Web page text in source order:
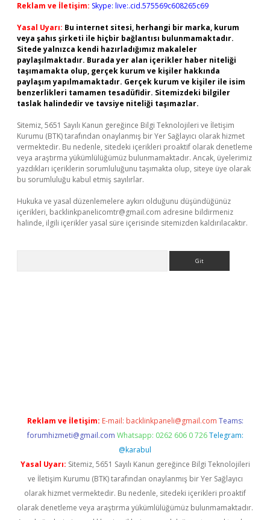
Reklam ve İletişim: Skype: live:.cid.575569c608265c69
Yasal Uyarı: Bu internet sitesi, herhangi bir marka, kurum
veya şahıs şirketi ile hiçbir bağlantısı bulunmamaktadır.
Sitede yalnızca kendi hazırladığımız makaleler
paylaşılmaktadır. Burada yer alan içerikler haber niteliği
taşımamakta olup, gerçek kurum ve kişiler hakkında
paylaşım yapılmamaktadır. Gerçek kurum ve kişiler ile isim
benzerlikleri tamamen tesadüfidir. Sitemizdeki bilgiler
taslak halindedir ve tavsiye niteliği taşımazlar.
Sitemiz, 5651 Sayılı Kanun gereğince Bilgi Teknolojileri ve İletişim
Kurumu (BTK) tarafından onaylanmış bir Yer Sağlayıcı olarak hizmet
vermektedir. Bu nedenle, sitedeki içerikleri proaktif olarak denetleme
veya araştırma yükümlülüğümüz bulunmamaktadır. Ancak, üyelerimiz
yazdıkları içeriklerin sorumluluğunu taşımakta olup, siteye üye olarak
bu sorumluluğu kabul etmiş sayılırlar.
Hukuka ve yasal düzenlemelere aykırı olduğunu düşündüğünüz
içerikleri, backlinkpanelicomtr@gmail.com adresine bildirmeniz
halinde, ilgili içerikler yasal süre içerisinde sitemizden kaldırılacaktır.
Reklam ve İletişim: E-mail: backlinkpaneli@gmail.com Teams:
forumhizmeti@gmail.com Whatsapp: 0262 606 0 726 Telegram:
@karabul
Yasal Uyarı: Sitemiz, 5651 Sayılı Kanun gereğince Bilgi Teknolojileri
ve İletişim Kurumu (BTK) tarafından onaylanmış bir Yer Sağlayıcı
olarak hizmet vermektedir. Bu nedenle, sitedeki içerikleri proaktif
olarak denetleme veya araştırma yükümlülüğümüz bulunmamaktadır.